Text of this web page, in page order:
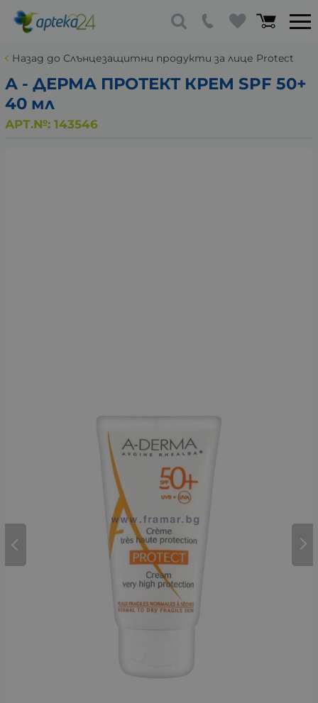
Назад до Слънцезащитни продукти за лице Protect
А - ДЕРМА ПРОТЕКТ КРЕМ SPF 50+
40 мл
АРТ.№: 143546